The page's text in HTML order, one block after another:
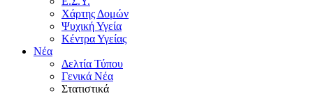
Χάρτης Δομών
Ψυχική Υγεία
Κέντρα Υγείας
Νέα
Δελτία Τύπου
Γενικά Νέα
Στατιστικά